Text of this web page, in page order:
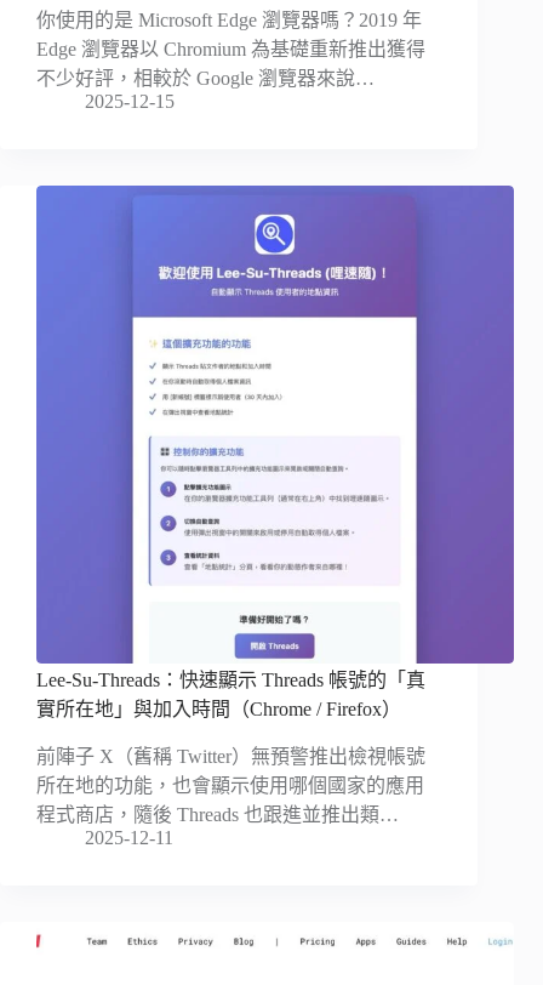
你使用的是 Microsoft Edge 瀏覽器嗎？2019 年
Edge 瀏覽器以 Chromium 為基礎重新推出獲得
不少好評，相較於 Google 瀏覽器來說…
2025-12-15
Lee-Su-Threads：快速顯示 Threads 帳號的「真
實所在地」與加入時間（Chrome / Firefox）
前陣子 X（舊稱 Twitter）無預警推出檢視帳號
所在地的功能，也會顯示使用哪個國家的應用
程式商店，隨後 Threads 也跟進並推出類…
2025-12-11